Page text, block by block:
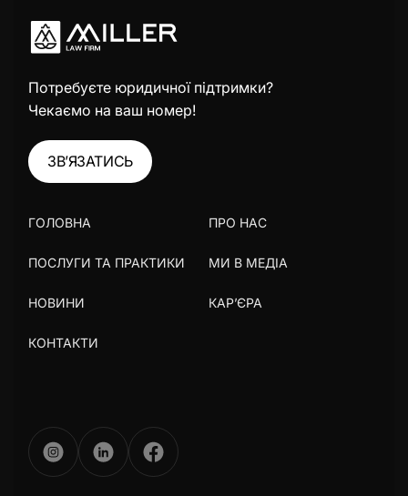
Потребуєте юридичної підтримки?
Чекаємо на ваш номер!
ЗВ’ЯЗАТИСЬ
ГОЛОВНА ПРО НАС
ПОСЛУГИ ТА ПРАКТИКИ МИ В МЕДІА
НОВИНИ КАР’ЄРА
КОНТАКТИ